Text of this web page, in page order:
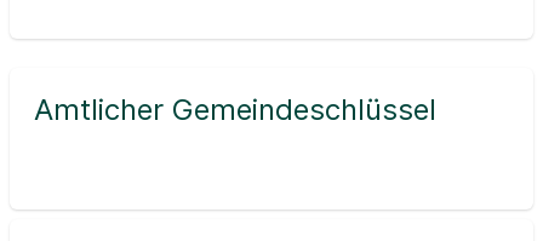
Amtlicher Gemeindeschlüssel